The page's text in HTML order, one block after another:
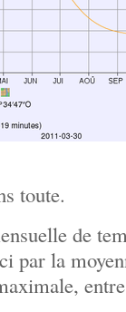
toute.
de
par la